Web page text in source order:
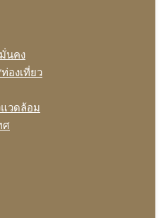
นคง
องเที่ยว
วดล้อม
ศ